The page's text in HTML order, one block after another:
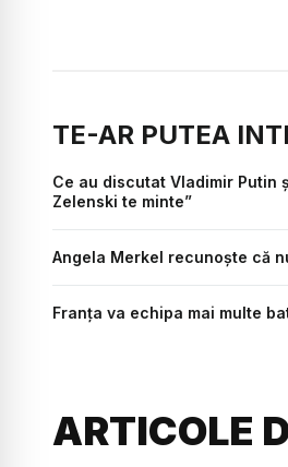
TE-AR PUTEA
Ce au discutat Vladimir Putin
Zelenski te minte”
Angela Merkel recunoște că
Franța va echipa mai multe
ARTICOLE